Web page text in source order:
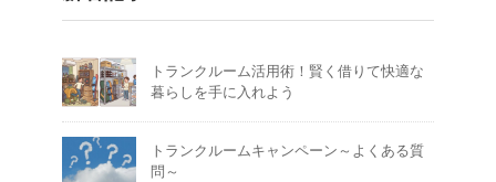
トランクルーム活用術！賢く借りて快適な
暮らしを手に入れよう
トランクルームキャンペーン～よくある質
問～